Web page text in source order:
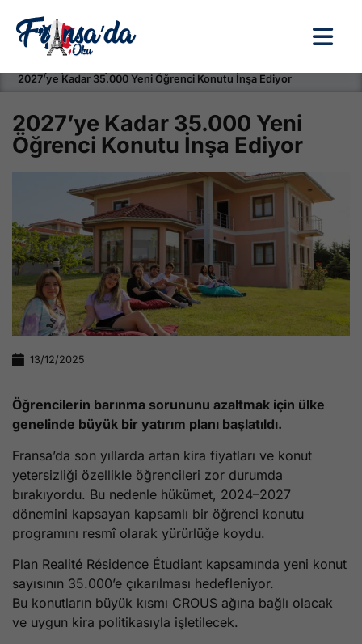
2027’ye Kadar 35.000 Yeni Öğrenci Konutu İnşa Ediyor
2027’ye Kadar 35.000 Yeni
Öğrenci Konutu İnşa Ediyor
13/12/2025
Öğrencilerin barınma sorununu azaltmak için ülke
genelinde büyük bir yatırım planı başlatıldı.
Fransa’da son yıllarda artan kira fiyatları ve konut
yetersizliği özellikle öğrencileri zor durumda
bırakıyordu. Bu nedenle hükümet, 2024–2027
dönemini kapsayan kapsamlı bir öğrenci konutu
programını resmî olarak yürürlüğe koydu.
Plan Realité Résidence Étudiant kapsamında yeni konut
sayısının 35.000’e çıkarılması hedefleniyor.
Bu konutların büyük kısmı CROUS ağına bağlı olacak
ve uygun kira politikasıyla işletilecek.